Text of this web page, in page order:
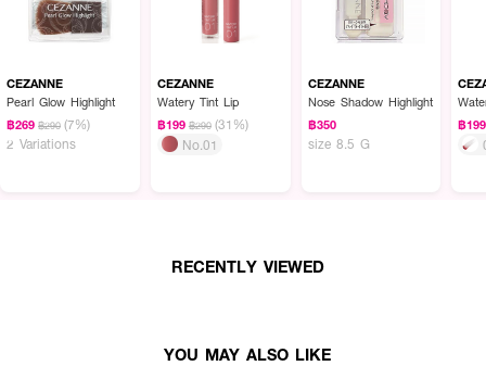
CEZANNE
Pearl Glow Highlight
฿269 ฿290 (7%)
2 Variations
CEZANNE
Watery Tint Lip
฿199 ฿290 (31%)
No.01
CEZANNE
Nose Shadow Highlight
฿350
size 8.5 G
฿199
RECENTLY VIEWED
YOU MAY ALSO LIKE